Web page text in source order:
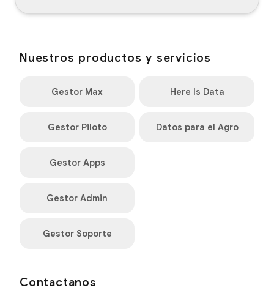
Nuestros productos y servicios
Gestor Max
Gestor Piloto
Gestor Apps
Gestor Admin
Gestor Soporte
Here Is Data
Datos para el Agro
Contactanos